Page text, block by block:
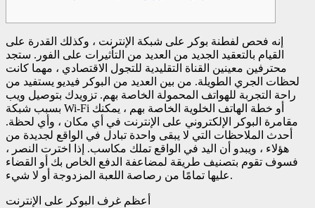
إنه فحص لفطنة بوكر على شبكة الإنترنت ، وكذلك القدرة على
القيام بالتعقيد الجديد من العديد من التأثيرات على الفور. ستجد
محترفين معينين القناة التقليدية للتجول الاقتصادي ، مهما كانت
لحظات الجري الطويلة. من بين العديد من البوكر فيديو يستفيد من
راحة التجربة للهواتف المحمولة الخاصة بهم. تزويدك بتوصيل ويب
بسبب شبكة Wi-Fi أو خطة الهاتف الخلوية الخاصة بهم ، يمكنك
مقامرة البوكر الإلكتروني على الإنترنت في أي مكان ، وأي لحظة.
أحدث الملاحظات التي لا يبقى واحدة تبادل في الواقع لجديدة من
هؤلاء ، ويبدو أن اليد في الواقع تملك مكاسب. إذا اخترت النصر ،
فسوف تقوم بتصنيف طريقة لمضاعفة الدفع الخاص بك أو القضاء
عليها تمامًا من رصاصة اللعبة المزدوجة أو لا شيء.
أعظم غرف البوكر على الإنترنت